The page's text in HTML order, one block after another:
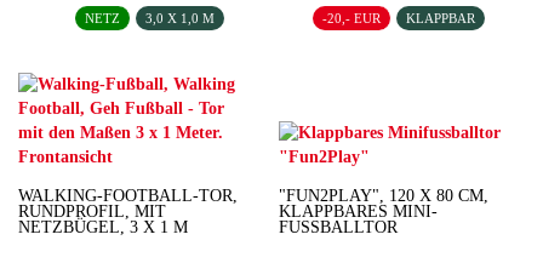
NETZ 3,0 X 1,0 M
WALKING-FOOTBALL-TOR,
RUNDPROFIL, MIT
NETZBÜGEL, 3 X 1 M
-20,- EUR KLAPPBAR
"FUN2PLAY", 120 X 80 CM,
KLAPPBARES MINI-
FUSSBALLTOR